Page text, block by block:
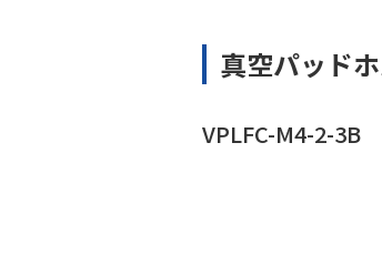
真空パッド
VPLFC-M4-2-3B